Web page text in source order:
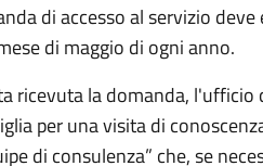
di accesso al servizio
di maggio di ogni anno.
ricevuta la domanda,
per una visita di
di consulenza” che, se